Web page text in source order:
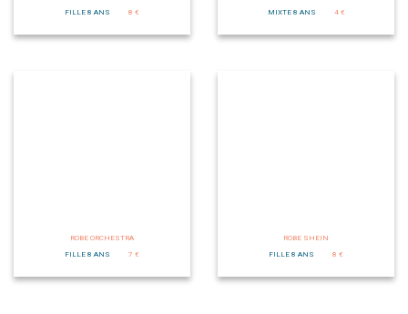
FILLE 8 ANS
8 €
MIXTE 8 ANS
4 €
ROBE ORCHESTRA
FILLE 8 ANS
7 €
ROBE SHEIN
FILLE 8 ANS
8 €